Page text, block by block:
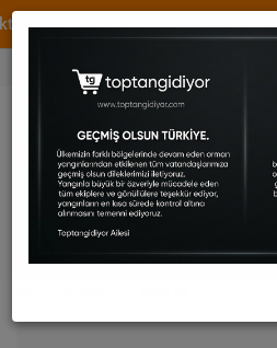
WhatsApp Destek
Cüzdan
0,00